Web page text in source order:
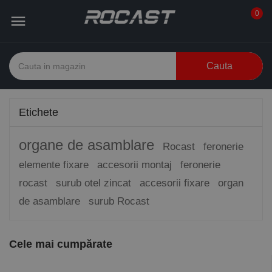
 0
Cauta
Etichete
organe de asamblare Rocast
feronerie
elemente fixare
accesorii montaj
feronerie
rocast
surub otel zincat accesorii fixare
organ
de asamblare
surub Rocast
Cele mai cumpărate